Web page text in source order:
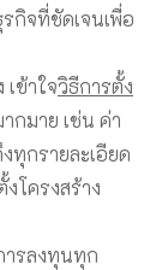
กิจที่ชัดเจนเพื่อ
ข้าใจวิธีการตั้ง
กมาย เช่น ค่า
ทุกรายละเอียด
โครงสร้าง
ารลงทุนทุก